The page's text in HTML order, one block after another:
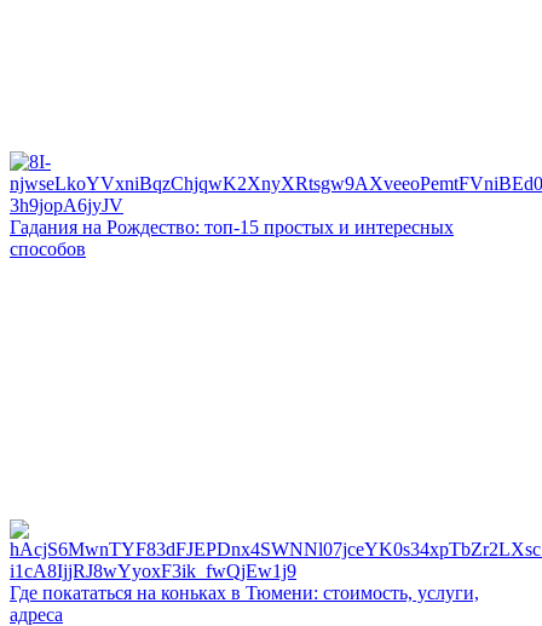
Гадания на Рождество: топ-15 простых и интересных
способов
Где покататься на коньках в Тюмени: стоимость, услуги,
адреса